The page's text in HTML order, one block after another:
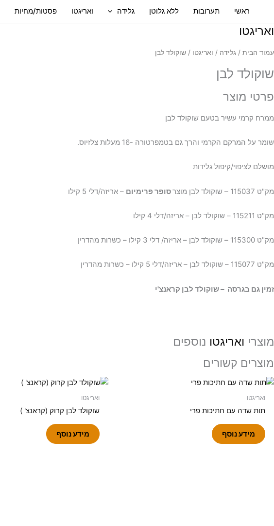
ראשי תערובות ללא גלוטן גלידה ואריגטו פסטות/מחיות
ואריגטו
עמוד הבית / גלידה / ואריגטו / שוקולד לבן
שוקולד לבן
פרטי מוצר
ממרח קרמי עשיר בטעם שוקולד לבן
שומר על המרקם הקרמי והרך גם בטמפרטורה -16 מעלות צלזיוס.
מושלם לציפוי/קיפול גלידות
מק"ט 115037 – שוקולד לבן מוצר סופר פרימיום – אריזה/דלי 5 קילו
מק"ט 115211 – שוקולד לבן – אריזה/דלי 4 קילו
מק"ט 115300 – שוקולד לבן – אריזה/ דלי 3 קילו – כשרות מהדרין
מק"ט 115077 – שוקולד לבן – אריזה/דלי 5 קילו – כשרות מהדרין
זמין גם בגרסה – שוקולד לבן קראנצ'י
מוצרי ואריגטו נוספים
מוצרים קשורים
ואריגטו
תות שדה עם חתיכות פרי
מידע נוסף
ואריגטו
שוקולד לבן קרוק (קראנצ' )
מידע נוסף